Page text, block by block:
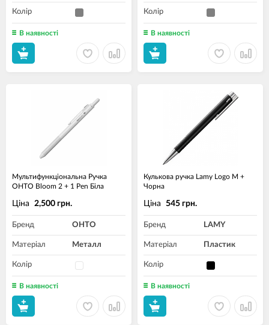
Колір
В наявності
Колір
В наявності
Мультифункціональна Ручка
OHTO Bloom 2 + 1 Pen Біла
Ціна 2,500 грн.
Бренд OHTO
Матеріал Металл
Колір
В наявності
Кулькова ручка Lamy Logo M +
Чорна
Ціна 545 грн.
Бренд LAMY
Матеріал Пластик
Колір
В наявності